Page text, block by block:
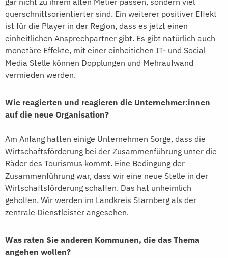
querschnittsorientierter sind. Ein weiterer positiver Effekt
ist für die Player in der Region, dass es jetzt einen
einheitlichen Ansprechpartner gibt. Es gibt natürlich auch
monetäre Effekte, mit einer einheitichen IT- und Social
Media Stelle können Dopplungen und Mehraufwand
vermieden werden.
Wie reagierten und reagieren die Unternehmer:innen
auf die neue Organisation?
Am Anfang hatten einige Unternehmen Sorge, dass die
Wirtschaftsförderung bei der Zusammenführung unter die
Räder des Tourismus kommt. Eine Bedingung der
Zusammenführung war, dass wir eine neue Stelle in der
Wirtschaftsförderung schaffen. Das hat unheimlich
geholfen. Wir werden im Landkreis Starnberg als der
zentrale Dienstleister angesehen.
Was raten Sie anderen Kommunen, die das Thema
angehen wollen?